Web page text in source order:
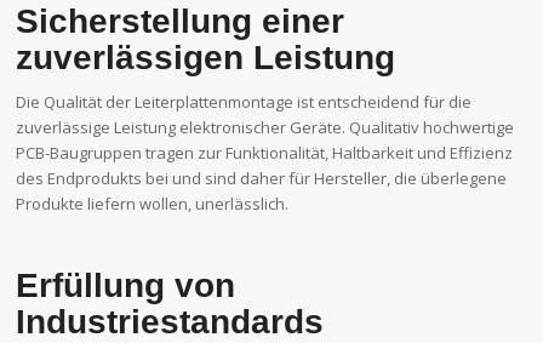
Sicherstellung einer
zuverlässigen Leistung
Die Qualität der Leiterplattenmontage ist entscheidend für die
zuverlässige Leistung elektronischer Geräte. Qualitativ hochwertige
PCB-Baugruppen tragen zur Funktionalität, Haltbarkeit und Effizienz
des Endprodukts bei und sind daher für Hersteller, die überlegene
Produkte liefern wollen, unerlässlich.
Erfüllung von
Industriestandards